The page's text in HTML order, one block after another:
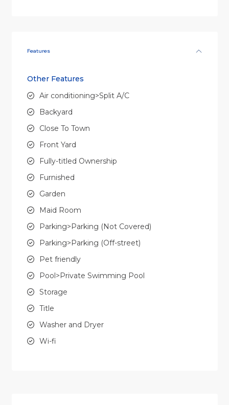
Features
Other Features
Air conditioning>Split A/C
Backyard
Close To Town
Front Yard
Fully-titled Ownership
Furnished
Garden
Maid Room
Parking>Parking (Not Covered)
Parking>Parking (Off-street)
Pet friendly
Pool>Private Swimming Pool
Storage
Title
Washer and Dryer
Wi-fi